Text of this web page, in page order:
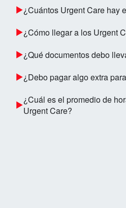
¿Cuántos Urgent Care hay
¿Cómo llegar a los Urgent
¿Qué documentos debo
¿Debo pagar algo extra
¿Cuál es el promedio de
Urgent Care?